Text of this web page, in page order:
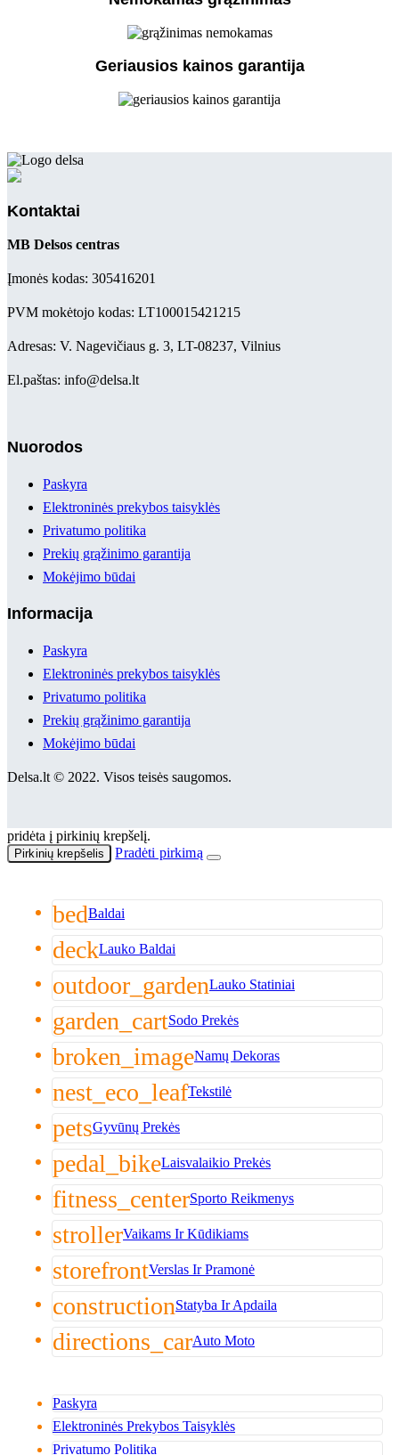
Geriausios kainos garantija
Kontaktai
MB Delsos centras
Įmonės kodas: 305416201
PVM mokėtojo kodas: LT100015421215
Adresas: V. Nagevičiaus g. 3, LT-08237, Vilnius
El.paštas: info@delsa.lt
Nuorodos
Paskyra
Elektroninės prekybos taisyklės
Privatumo politika
Prekių grąžinimo garantija
Mokėjimo būdai
Informacija
Paskyra
Elektroninės prekybos taisyklės
Privatumo politika
Prekių grąžinimo garantija
Mokėjimo būdai
Delsa.lt © 2022. Visos teisės saugomos.
pridėta į pirkinių krepšelį.
Pirkinių krepšelis Pradėti pirkimą
bedBaldai
deckLauko Baldai
outdoor_gardenLauko Statiniai
garden_cartSodo Prekės
broken_imageNamų Dekoras
nest_eco_leafTekstilė
petsGyvūnų Prekės
pedal_bikeLaisvalaikio Prekės
fitness_centerSporto Reikmenys
strollerVaikams Ir Kūdikiams
storefrontVerslas Ir Pramonė
constructionStatyba Ir Apdaila
directions_carAuto Moto
Paskyra
Elektroninės Prekybos Taisyklės
Privatumo Politika